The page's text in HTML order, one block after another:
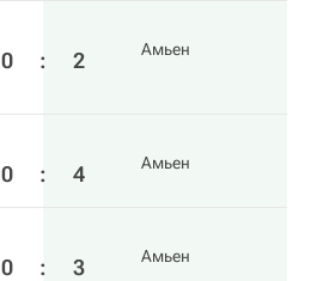
0 : 2 Амьен
0 : 4 Амьен
0 : 3 Амьен